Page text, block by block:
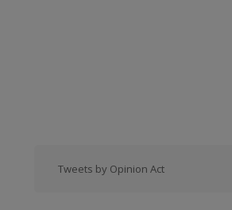
Tweets by Opinion Act